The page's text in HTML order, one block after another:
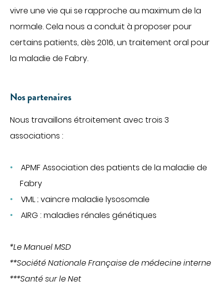
vivre une vie qui se rapproche au maximum de la
normale. Cela nous a conduit à proposer pour
certains patients, dès 2016, un traitement oral pour
la maladie de Fabry.
Nos partenaires
Nous travaillons étroitement avec trois 3
associations :
APMF Association des patients de la maladie de
Fabry
VML ; vaincre maladie lysosomale
AIRG : maladies rénales génétiques
*Le Manuel MSD
**Société Nationale Française de médecine interne
***Santé sur le Net